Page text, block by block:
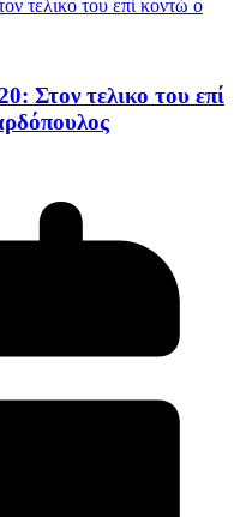
Στον τελικο του επί